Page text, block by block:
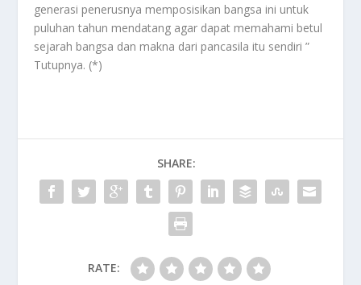
generasi penerusnya memposisikan bangsa ini untuk
puluhan tahun mendatang agar dapat memahami betul
sejarah bangsa dan makna dari pancasila itu sendiri ”
Tutupnya. (*)
SHARE:
RATE: